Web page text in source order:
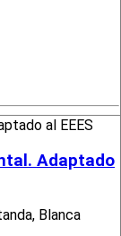
Adaptado
Blanca